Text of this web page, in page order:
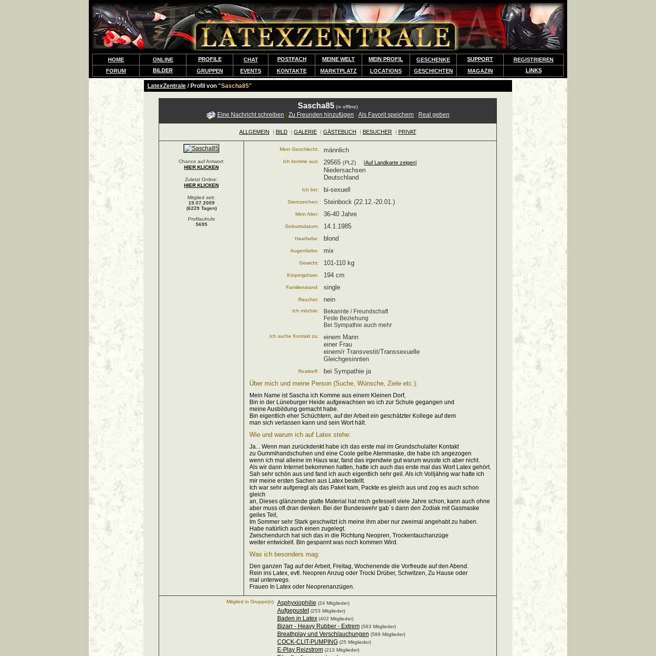
HOME ONLINE PROFILE CHAT POSTFACH MEINE WELT MEIN PROFIL GESCHENKE SUPPORT
REGISTRIEREN
FORUM
BILDER GRUPPEN EVENTS KONTAKTE MARKTPLATZ LOCATIONS GESCHICHTEN MAGAZIN LINKS
LatexZentrale/ Profil von "Sascha85"
Sascha85 ( offline)
Eine Nachricht schreiben Zu Freunden hinzufügen Als Favorit speichern Real geben
ALLGEMEIN | BILD | GALERIE | GÄSTEBUCH | BESUCHER | PRIVAT
Chance auf Antwort:
HIER KLICKEN
Zuletzt Online:
HIER KLICKEN
Mitglied seit:
19.07.2009
(6229 Tagen)
Profilaufrufe
5695
Mein Geschlecht: männlich
Ich komme aus: 29565 (PLZ) [Auf Landkarte zeigen]
Niedersachsen
Deutschland
Ich bin: bi-sexuell
Sternzeichen: Steinbock (22.12.-20.01.)
Mein Alter: 36-40 Jahre
Geburtsdatum: 14.1.1985
Haarfarbe: blond
Augenfarbe: mix
Gewicht: 101-110 kg
Körpergrösse: 194 cm
Familienstand: single
Raucher: nein
Ich möchte:
Bekannte / Freundschaft
Feste Beziehung
Bei Sympathie auch mehr
Ich suche Kontakt zu:
einem Mann
einer Frau
einem/r Transvestit/Transsexuelle
Gleichgesinnten
Realtreff:
bei Sympathie ja
Über mich und meine Person (Suche, Wünsche, Ziele etc.):
Mein Name ist Sascha ich Komme aus einem Kleinen Dorf,
Bin in der Lüneburger Heide aufgewachsen wo ich zur Schule gegangen und
meine Ausbildung gemacht habe.
Bin eigentlich eher Schüchtern, auf der Arbeit ein geschätzter Kollege auf dem
man sich verlassen kann und sein Wort hält.
Wie und warum ich auf Latex stehe:
Ja... Wenn man zurückdenkt habe ich das erste mal im Grundschulalter Kontakt
zu Gummihandschuhen und eine Coole gelbe Atemmaske, die habe ich angezogen
wenn ich mal alleine im Haus war, fand das irgendwie gut warum wusste ich aber nicht.
Als wir dann Internet bekommen hatten, hatte ich auch das erste mal das Wort Latex gehört.
Sah sehr schön aus und fand ich auch eigentlich sehr geil. Als ich Volljährig war hatte ich
mir meine ersten Sachen aus Latex bestellt.
Ich war sehr aufgeregt als das Paket kam, Packte es gleich aus und zog es auch schon
gleich
an, Dieses glänzende glatte Material hat mich gefesselt viele Jahre schon, kann auch ohne
aber muss oft dran denken. Bei der Bundeswehr gab´s dann den Zodiak mit Gasmaske
geiles Teil,
Im Sommer sehr Stark geschwitzt ich meine ihm aber nur zweimal angehabt zu haben.
Habe natürlich auch einen zugelegt.
Zwischendurch hat sich das in die Richtung Neopren, Trockentauchanzüge
weiter entwickelt. Bin gespannt was noch kommen Wird.
Was ich besonders mag:
Den ganzen Tag auf der Arbeit, Freitag, Wochenende die Vorfreude auf den Abend.
Rein ins Latex, evtl. Neopren Anzug oder Trocki Drüber, Schwitzen, Zu Hause oder
mal unterwegs.
Frauen In Latex oder Neoprenanzügen.
Mitglied in Gruppe(n): Asphyxiophilie (24 Mitglieder)
Aufgepustet (253 Mitglieder)
Baden in Latex (402 Mitglieder)
Bizarr - Heavy Rubber - Extrem (583 Mitglieder)
Breathplay und Verschlauchungen (589 Mitglieder)
COCK-CLIT-PUMPING (25 Mitglieder)
E-Play Reizstrom (213 Mitglieder)